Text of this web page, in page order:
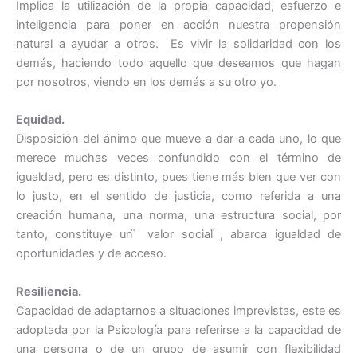
Implica la utilización de la propia capacidad, esfuerzo e
inteligencia para poner en acción nuestra propensión
natural a ayudar a otros. Es vivir la solidaridad con los
demás, haciendo todo aquello que deseamos que hagan
por nosotros, viendo en los demás a su otro yo.
Equidad.
Disposición del ánimo que mueve a dar a cada uno, lo que
merece muchas veces confundido con el término de
igualdad, pero es distinto, pues tiene más bien que ver con
lo justo, en el sentido de justicia, como referida a una
creación humana, una norma, una estructura social, por
tanto, constituye un ̈ valor social ̈, abarca igualdad de
oportunidades y de acceso.
Resiliencia.
Capacidad de adaptarnos a situaciones imprevistas, este es
adoptada por la Psicología para referirse a la capacidad de
una persona o de un grupo de asumir con flexibilidad